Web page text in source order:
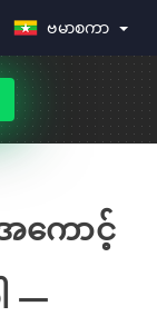
ဗမာစကာ
ကောင့်
—